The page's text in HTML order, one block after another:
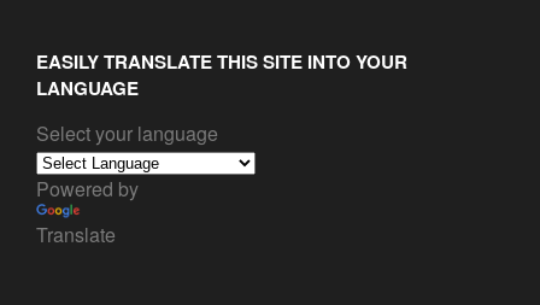
EASILY TRANSLATE THIS SITE INTO YOUR
LANGUAGE
Select your language
Powered by
Translate